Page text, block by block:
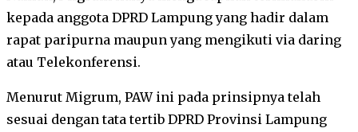
kepada anggota DPRD Lampung yang hadir dalam
rapat paripurna maupun yang mengikuti via daring
atau Telekonferensi.
Menurut Migrum, PAW ini pada prinsipnya telah
sesuai dengan tata tertib DPRD Provinsi Lampung